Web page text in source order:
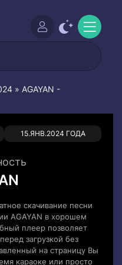
» AGAYAN -
15.ЯНВ.2024 ГОДА
0
скачивание песни
AGAYAN в хорошем
плеер позволяет
загрузкой без
на страницу Вы
караоке или просто